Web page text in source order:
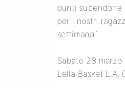
punti subendone
per i nostri
settimana”.
Sabato 28
Lella Basket L.A.